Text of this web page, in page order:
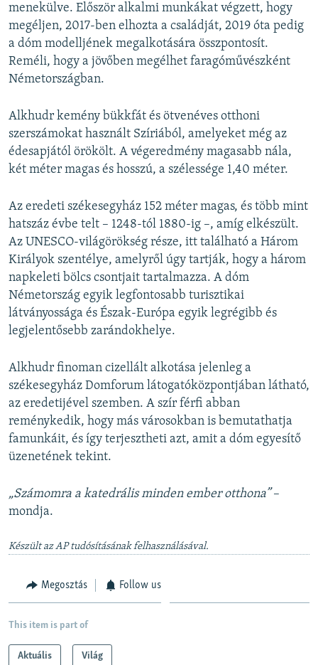
menekülve. Először alkalmi munkákat végzett, hogy
megéljen, 2017-ben elhozta a családját, 2019 óta pedig
a dóm modelljének megalkotására összpontosít.
Reméli, hogy a jövőben megélhet faragóművészként
Németországban.
Alkhudr kemény bükkfát és ötvenéves otthoni
szerszámokat használt Szíriából, amelyeket még az
édesapjától örökölt. A végeredmény magasabb nála,
két méter magas és hosszú, a szélessége 1,40 méter.
Az eredeti székesegyház 152 méter magas, és több mint
hatszáz évbe telt – 1248-tól 1880-ig –, amíg elkészült.
Az UNESCO-világörökség része, itt található a Három
Királyok szentélye, amelyről úgy tartják, hogy a három
napkeleti bölcs csontjait tartalmazza. A dóm
Németország egyik legfontosabb turisztikai
látványossága és Észak-Európa egyik legrégibb és
legjelentősebb zarándokhelye.
Alkhudr finoman cizellált alkotása jelenleg a
székesegyház Domforum látogatóközpontjában látható,
az eredetijével szemben. A szír férfi abban
reménykedik, hogy más városokban is bemutathatja
famunkáit, és így terjesztheti azt, amit a dóm egyesítő
üzenetének tekint.
„Számomra a katedrális minden ember otthona” –
mondja.
Készült az AP tudósításának felhasználásával.
Megosztás Follow us
This item is part of
Aktuális Világ